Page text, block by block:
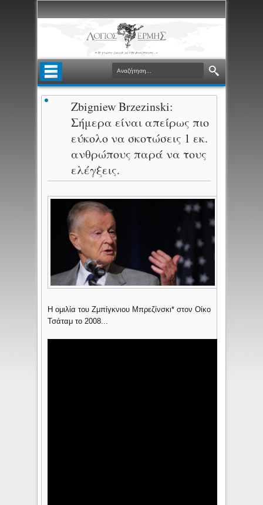
Zbigniew Brzezinski:
Σήμερα είναι απείρως πιο
εύκολο να σκοτώσεις 1 εκ.
ανθρώπους παρά να τους
ελέγξεις.
Η ομιλία του Ζμπίγκνιου Μπρεζίνσκι* στον Οίκο
Τσάταμ το 2008...